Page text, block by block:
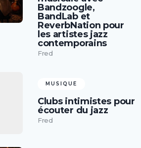
Bandzoogle,
BandLab et
ReverbNation pour
les artistes jazz
contemporains
Fred
MUSIQUE
Clubs intimistes pour
écouter du jazz
Fred